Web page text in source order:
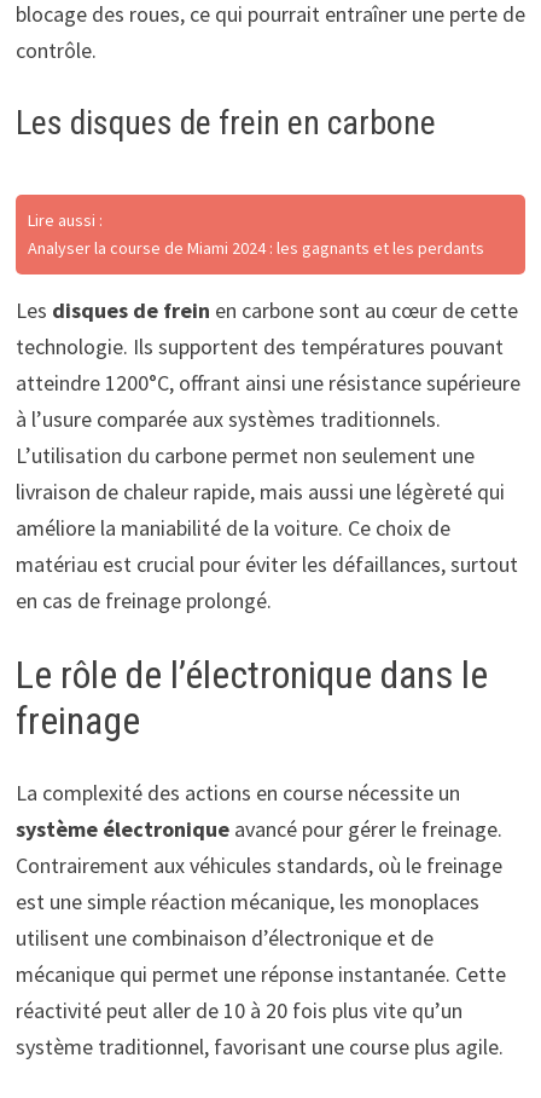
blocage des roues, ce qui pourrait entraîner une perte de
contrôle.
Les disques de frein en carbone
Lire aussi :
Analyser la course de Miami 2024 : les gagnants et les perdants
Les disques de frein en carbone sont au cœur de cette
technologie. Ils supportent des températures pouvant
atteindre 1200°C, offrant ainsi une résistance supérieure
à l’usure comparée aux systèmes traditionnels.
L’utilisation du carbone permet non seulement une
livraison de chaleur rapide, mais aussi une légèreté qui
améliore la maniabilité de la voiture. Ce choix de
matériau est crucial pour éviter les défaillances, surtout
en cas de freinage prolongé.
Le rôle de l’électronique dans le
freinage
La complexité des actions en course nécessite un
système électroniqueavancé pour gérer le freinage.
Contrairement aux véhicules standards, où le freinage
est une simple réaction mécanique, les monoplaces
utilisent une combinaison d’électronique et de
mécanique qui permet une réponse instantanée. Cette
réactivité peut aller de 10 à 20 fois plus vite qu’un
système traditionnel, favorisant une course plus agile.